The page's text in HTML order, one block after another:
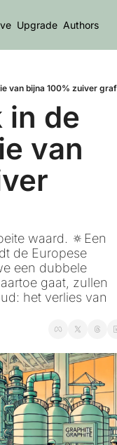
Upgrade Authors
van bijna 100% zuiver
in de
van
waard. 🔅Een
de Europese
een dubbele
gaat, zullen
het verlies van